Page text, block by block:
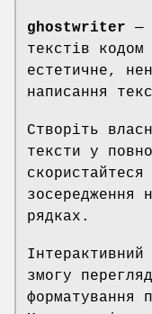
ghostwriter —
текстів
естетичне,
написання
Створіть
тексти у
зосередження
рядках.
змогу
форматування